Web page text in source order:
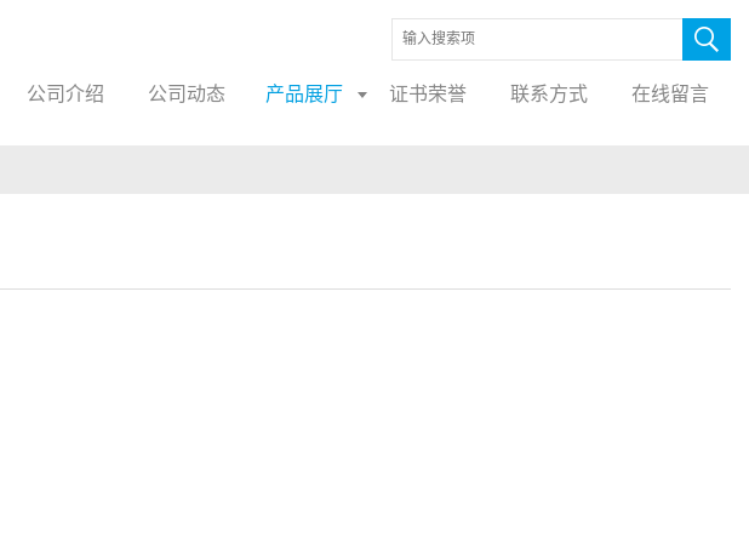
公司介绍 公司动态 产品展厅 证书荣誉 联系方式 在线留言